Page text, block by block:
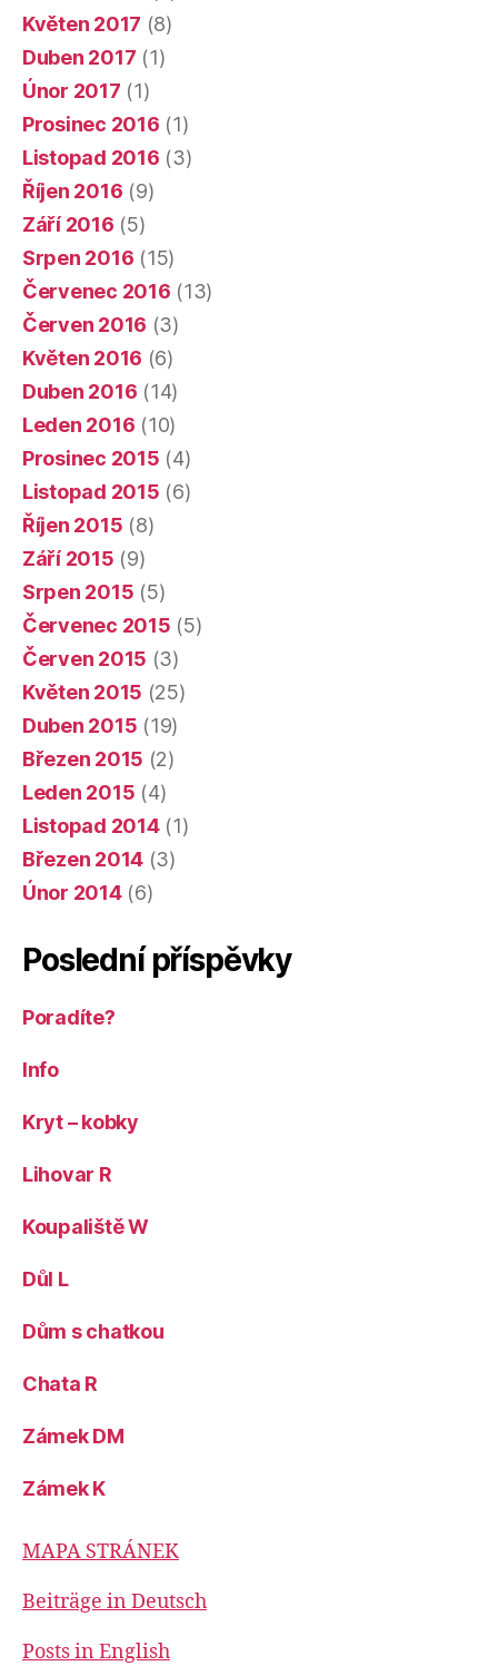
Květen 2017 (8)
Duben 2017 (1)
Únor 2017 (1)
Prosinec 2016 (1)
Listopad 2016 (3)
Říjen 2016 (9)
Září 2016 (5)
Srpen 2016 (15)
Červenec 2016 (13)
Červen 2016 (3)
Květen 2016 (6)
Duben 2016 (14)
Leden 2016 (10)
Prosinec 2015 (4)
Listopad 2015 (6)
Říjen 2015 (8)
Září 2015 (9)
Srpen 2015 (5)
Červenec 2015 (5)
Červen 2015 (3)
Květen 2015 (25)
Duben 2015 (19)
Březen 2015 (2)
Leden 2015 (4)
Listopad 2014(1)
Březen 2014 (3)
Únor 2014(6)
Poslední příspěvky
Poradíte?
Info
Kryt – kobky
Lihovar R
Koupaliště W
Důl L
Dům s chatkou
Chata R
Zámek DM
Zámek K
MAPA STRÁNEK
Beiträge in Deutsch
Posts in English